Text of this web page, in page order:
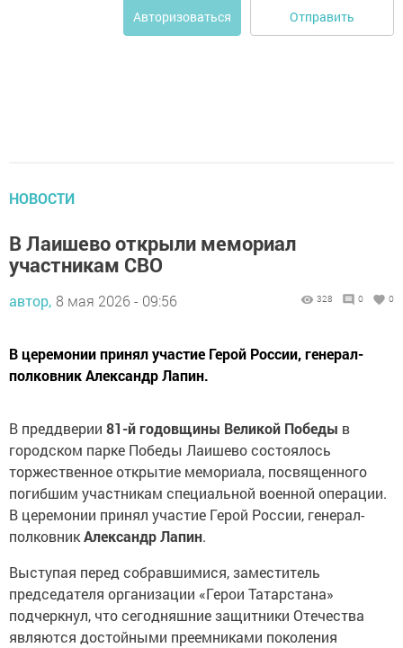
Авторизоваться Отправить
НОВОСТИ
В Лаишево открыли мемориал
участникам СВО
автор, 8 мая 2026 - 09:56 328 0 0
В церемонии принял участие Герой России, генерал-
полковник Александр Лапин.
В преддверии 81-й годовщины Великой Победы в
городском парке Победы Лаишево состоялось
торжественное открытие мемориала, посвященного
погибшим участникам специальной военной операции.
В церемонии принял участие Герой России, генерал-
полковникАлександр Лапин.
Выступая перед собравшимися, заместитель
председателя организации «Герои Татарстана»
подчеркнул, что сегодняшние защитники Отечества
являются достойными преемниками поколения